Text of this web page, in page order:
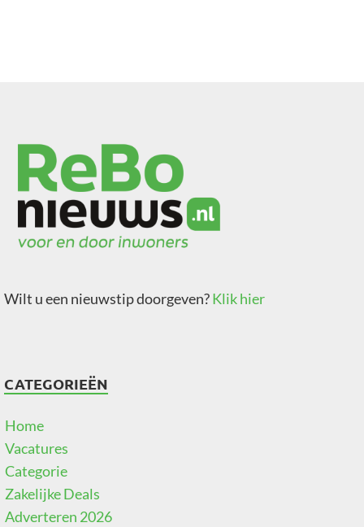
Wilt u een nieuwstip doorgeven?Klik hier
CATEGORIEËN
Home
Vacatures
Categorie
Zakelijke Deals
Adverteren 2026